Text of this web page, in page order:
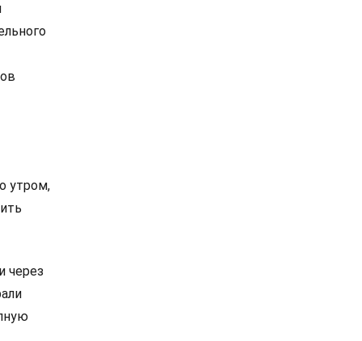
утром,
через